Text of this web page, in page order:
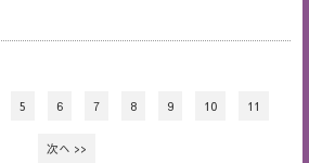
5 6 7 8 9 10 11
次へ >>